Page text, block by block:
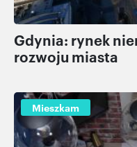
Gdynia: rynek
rozwoju miasta
Mieszkam